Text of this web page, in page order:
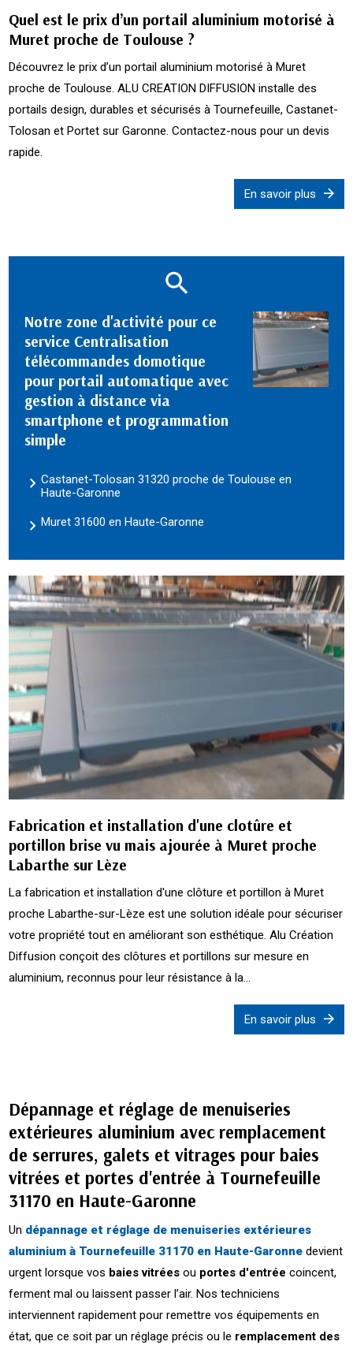
Quel est le prix d’un portail aluminium motorisé à
Muret proche de Toulouse ?
Découvrez le prix d’un portail aluminium motorisé à Muret
proche de Toulouse. ALU CREATION DIFFUSION installe des
portails design, durables et sécurisés à Tournefeuille, Castanet-
Tolosan et Portet sur Garonne. Contactez-nous pour un devis
rapide.
En savoir plus
Notre zone d'activité pour ce
service Centralisation
télécommandes domotique
pour portail automatique avec
gestion à distance via
smartphone et programmation
simple
Castanet-Tolosan 31320 proche de Toulouse en
Haute-Garonne
Muret 31600 en Haute-Garonne
Fabrication et installation d'une clotûre et
portillon brise vu mais ajourée à Muret proche
Labarthe sur Lèze
La fabrication et installation d'une clôture et portillon à Muret
proche Labarthe-sur-Lèze est une solution idéale pour sécuriser
votre propriété tout en améliorant son esthétique. Alu Création
Diffusion conçoit des clôtures et portillons sur mesure en
aluminium, reconnus pour leur résistance à la...
En savoir plus
Dépannage et réglage de menuiseries
extérieures aluminium avec remplacement
de serrures, galets et vitrages pour baies
vitrées et portes d'entrée à Tournefeuille
31170 en Haute-Garonne
Un dépannage et réglage de menuiseries extérieures
aluminium à Tournefeuille 31170 en Haute-Garonne devient
urgent lorsque vos baies vitrées ou portes d'entrée coincent,
ferment mal ou laissent passer l’air. Nos techniciens
interviennent rapidement pour remettre vos équipements en
état, que ce soit par un réglage précis ou le remplacement des